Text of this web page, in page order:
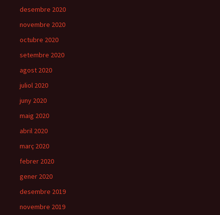
desembre 2020
novembre 2020
octubre 2020
setembre 2020
agost 2020
juliol 2020
juny 2020
maig 2020
abril 2020
març 2020
febrer 2020
gener 2020
desembre 2019
novembre 2019